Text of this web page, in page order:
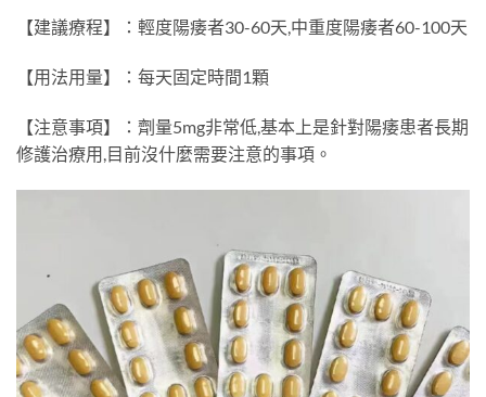
【建議療程】：輕度陽痿者30-60天,中重度陽痿者60-100天
【用法用量】：每天固定時間1顆
【注意事項】：劑量5mg非常低,基本上是針對陽痿患者長期
修護治療用,目前沒什麼需要注意的事項。